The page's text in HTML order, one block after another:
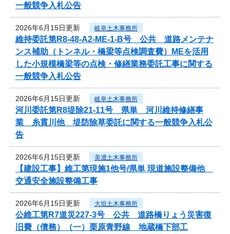
一般競争入札公告
2026年6月15日更新 岐阜土木事務所
維持委託第R8-48-A2-ME-1-B号 公共 道路メンテナ
ンス補助（トンネル・橋梁等点検調査費）MEを活用
した小規模橋梁等の点検・修繕業務委託工事に関する
一般競争入札公告
2026年6月15日更新 岐阜土木事務所
河川委託第R8堤除21-11号 県単 河川維持修繕事
業 糸貫川他 堤防除草委託に関する一般競争入札公
告
2026年6月15日更新 美濃土木事務所
【建設工事】維工第現施1他号/県単 現道施設整備他
交通安全施設整備工事
2026年6月15日更新 大垣土木事務所
公維工第R7道災227-3号 公共 道路橋りょう災害復
旧費（債務）（一）栗原青野線 地蔵橋下部工